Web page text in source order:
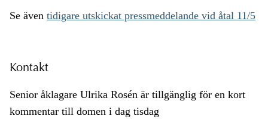
Se även tidigare utskickat pressmeddelande vid åtal 11/5
Kontakt
Senior åklagare Ulrika Rosén är tillgänglig för en kort
kommentar till domen i dag tisdag